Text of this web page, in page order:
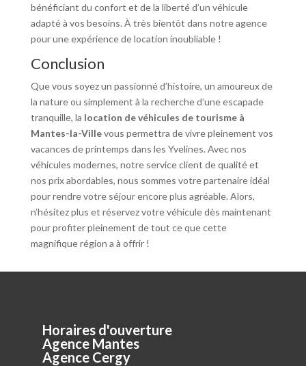
bénéficiant du confort et de la liberté d’un véhicule
adapté à vos besoins. À très bientôt dans notre agence
pour une expérience de location inoubliable !
Conclusion
Que vous soyez un passionné d’histoire, un amoureux de
la nature ou simplement à la recherche d’une escapade
tranquille, la location de véhicules de tourisme à
Mantes-la-Villevous permettra de vivre pleinement vos
vacances de printemps dans les Yvelines. Avec nos
véhicules modernes, notre service client de qualité et
nos prix abordables, nous sommes votre partenaire idéal
pour rendre votre séjour encore plus agréable. Alors,
n’hésitez plus et réservez votre véhicule dès maintenant
pour profiter pleinement de tout ce que cette
magnifique région a à offrir !
Horaires d'ouverture
Agence Mantes
Agence Cergy